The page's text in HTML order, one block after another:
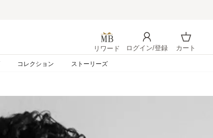
リワード
ログイン/登録
ログイン
カート
カート
コレクション ストーリーズ